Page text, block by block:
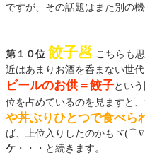
ですが、その話題はまた別の
第１０位 餃子🥟 こちらも
近はあまりお酒を呑まない世
ビールのお供＝餃子とい
位を占めているのを見ますと
や丼ぶりひとつで食べら
ば、上位入りしたのかもヾ
ケ ・・・と続きます。